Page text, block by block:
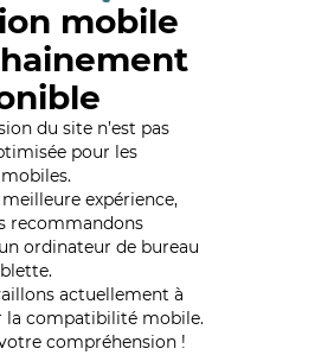
mobile
du site n’est pas
pour les
expérience,
recommandons
ordinateur de bureau
actuellement à
la compatibilité mobile.
compréhension !